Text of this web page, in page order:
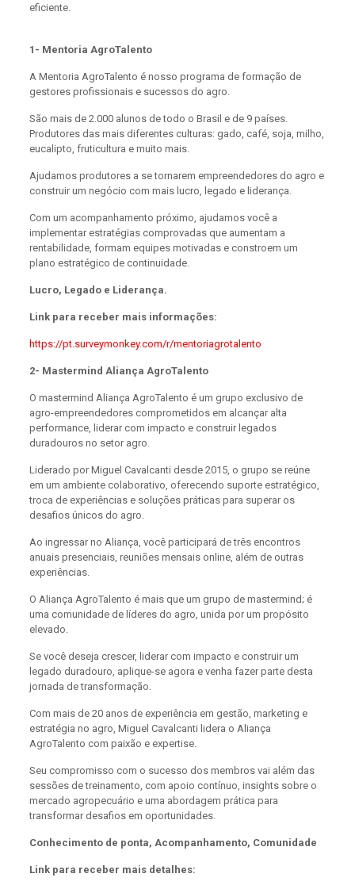
eficiente.
1- Mentoria AgroTalento
A Mentoria AgroTalento é nosso programa de formação de
gestores profissionais e sucessos do agro.
São mais de 2.000 alunos de todo o Brasil e de 9 países.
Produtores das mais diferentes culturas: gado, café, soja, milho,
eucalipto, fruticultura e muito mais.
Ajudamos produtores a se tornarem empreendedores do agro e
construir um negócio com mais lucro, legado e liderança.
Com um acompanhamento próximo, ajudamos você a
implementar estratégias comprovadas que aumentam a
rentabilidade, formam equipes motivadas e constroem um
plano estratégico de continuidade.
Lucro, Legado e Liderança.
Link para receber mais informações:
https://pt.surveymonkey.com/r/mentoriagrotalento
2- Mastermind Aliança AgroTalento
O mastermind Aliança AgroTalento é um grupo exclusivo de
agro-empreendedores comprometidos em alcançar alta
performance, liderar com impacto e construir legados
duradouros no setor agro.
Liderado por Miguel Cavalcanti desde 2015, o grupo se reúne
em um ambiente colaborativo, oferecendo suporte estratégico,
troca de experiências e soluções práticas para superar os
desafios únicos do agro.
Ao ingressar no Aliança, você participará de três encontros
anuais presenciais, reuniões mensais online, além de outras
experiências.
O Aliança AgroTalento é mais que um grupo de mastermind; é
uma comunidade de líderes do agro, unida por um propósito
elevado.
Se você deseja crescer, liderar com impacto e construir um
legado duradouro, aplique-se agora e venha fazer parte desta
jornada de transformação.
Com mais de 20 anos de experiência em gestão, marketing e
estratégia no agro, Miguel Cavalcanti lidera o Aliança
AgroTalento com paixão e expertise.
Seu compromisso com o sucesso dos membros vai além das
sessões de treinamento, com apoio contínuo, insights sobre o
mercado agropecuário e uma abordagem prática para
transformar desafios em oportunidades.
Conhecimento de ponta, Acompanhamento, Comunidade
Link para receber mais detalhes: